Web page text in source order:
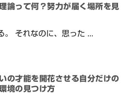
論って何？努力が届く場所を見
。 それなのに、思った ...
の才能を開花させる自分だけの
境の見つけ方